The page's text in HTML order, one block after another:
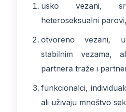
usko vezani,
heteroseksualni parovi,
otvoreno vezani,
stabilnim vezama,
partnera traže i
funkcionalci,
ali uživaju mnoštvo